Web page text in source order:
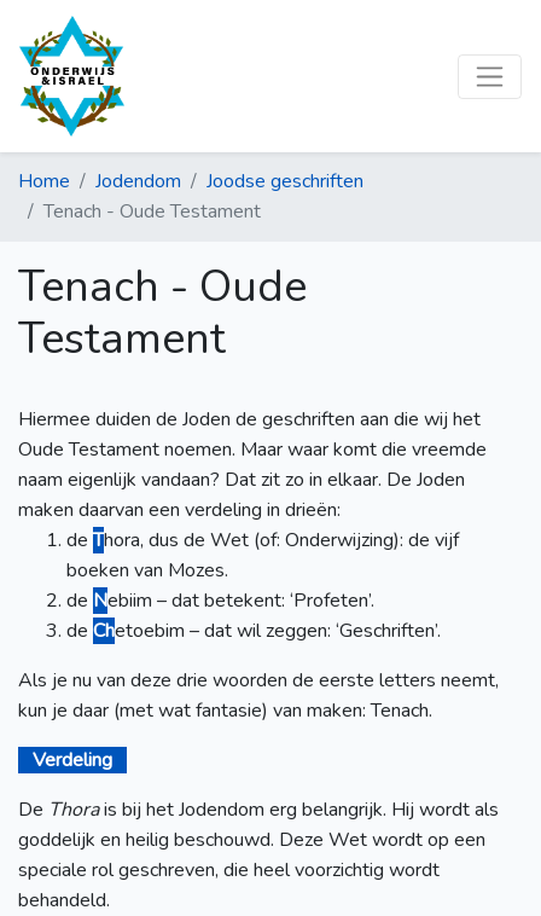
Home Jodendom
Joodse geschriften
Tenach - Oude Testament
Tenach - Oude
Testament
Hiermee duiden de Joden de geschriften aan die wij het
Oude Testament noemen. Maar waar komt die vreemde
naam eigenlijk vandaan? Dat zit zo in elkaar. De Joden
maken daarvan een verdeling in drieën:
de Thora, dus de Wet (of: Onderwijzing): de vijf
boeken van Mozes.
de Nebiim – dat betekent: ‘Profeten’.
de Chetoebim – dat wil zeggen: ‘Geschriften’.
Als je nu van deze drie woorden de eerste letters neemt,
kun je daar (met wat fantasie) van maken: Tenach.
Verdeling
De Thorais bij het Jodendom erg belangrijk. Hij wordt als
goddelijk en heilig beschouwd. Deze Wet wordt op een
speciale rol geschreven, die heel voorzichtig wordt
behandeld.